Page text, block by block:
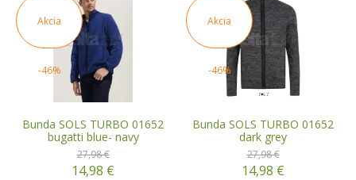
Akcia
-46%
Bunda SOLS TURBO 01652
bugatti blue- navy
27,98 €
14,98 €
Akcia
-46%
Bunda SOLS TURBO 01652
dark grey
27,98 €
14,98 €